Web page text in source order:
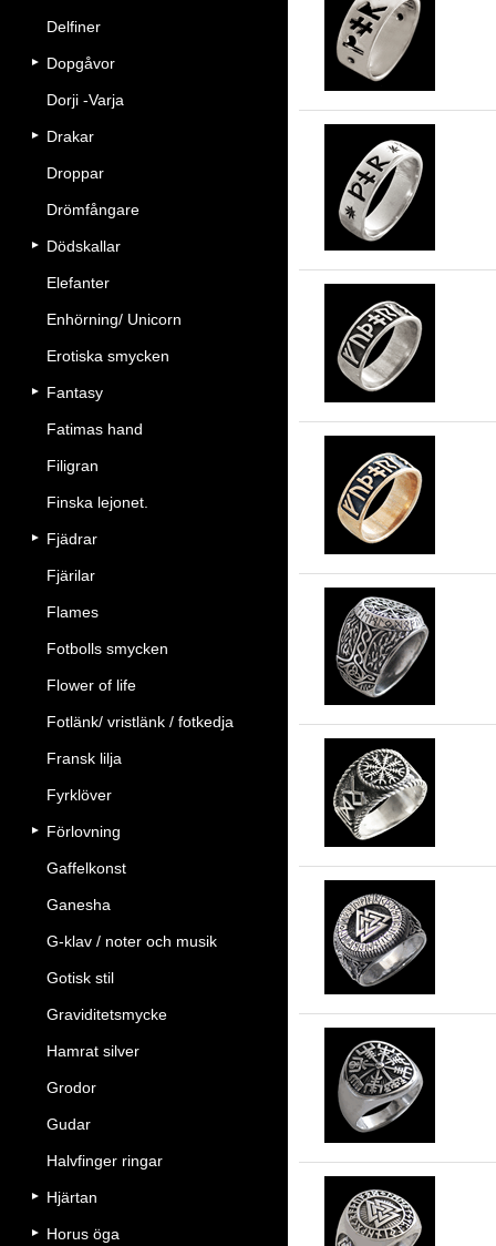
Delfiner
Dopgåvor
Dorji -Varja
Drakar
Droppar
Drömfångare
Dödskallar
Elefanter
Enhörning/ Unicorn
Erotiska smycken
Fantasy
Fatimas hand
Filigran
Finska lejonet.
Fjädrar
Fjärilar
Flames
Fotbolls smycken
Flower of life
Fotlänk/ vristlänk / fotkedja
Fransk lilja
Fyrklöver
Förlovning
Gaffelkonst
Ganesha
G-klav / noter och musik
Gotisk stil
Graviditetsmycke
Hamrat silver
Grodor
Gudar
Halvfinger ringar
Hjärtan
Horus öga